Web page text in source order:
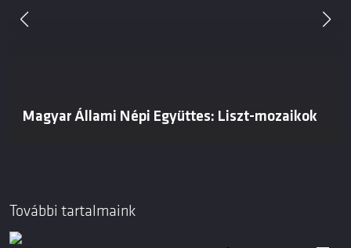
Magyar Állami Népi Együttes: Liszt-mozaikok
További tartalmaink